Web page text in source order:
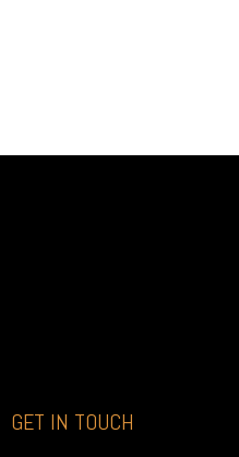
GET IN TOUCH